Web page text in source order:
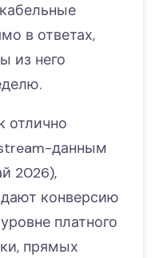
в ответах,
из него
отлично
данным
2026),
конверсию
платного
прямых